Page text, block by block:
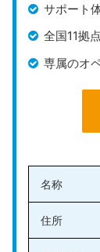
アントレサ
スを利用可
解約金など
ので、初め
でしょう。
すべてのオ
議室やセミ
た場所で大
サポート
全国11拠
専属のオ
名称
住所